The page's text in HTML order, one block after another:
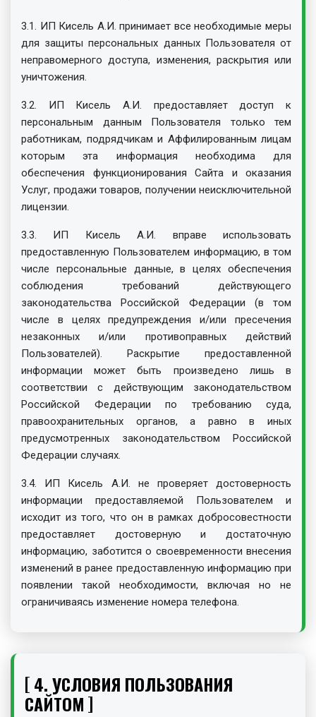
3.1. ИП Кисель А.И. принимает все необходимые меры
для защиты персональных данных Пользователя от
неправомерного доступа, изменения, раскрытия или
уничтожения.
3.2. ИП Кисель А.И. предоставляет доступ к
персональным данным Пользователя только тем
работникам, подрядчикам и Аффилированным лицам
которым эта информация необходима для
обеспечения функционирования Сайта и оказания
Услуг, продажи товаров, получении неисключительной
лицензии.
3.3. ИП Кисель А.И. вправе использовать
предоставленную Пользователем информацию, в том
числе персональные данные, в целях обеспечения
соблюдения требований действующего
законодательства Российской Федерации (в том
числе в целях предупреждения и/или пресечения
незаконных и/или противоправных действий
Пользователей). Раскрытие предоставленной
информации может быть произведено лишь в
соответствии с действующим законодательством
Российской Федерации по требованию суда,
правоохранительных органов, а равно в иных
предусмотренных законодательством Российской
Федерации случаях.
3.4. ИП Кисель А.И. не проверяет достоверность
информации предоставляемой Пользователем и
исходит из того, что он в рамках добросовестности
предоставляет достоверную и достаточную
информацию, заботится о своевременности внесения
изменений в ранее предоставленную информацию при
появлении такой необходимости, включая но не
ограничиваясь изменение номера телефона.
4. УСЛОВИЯ ПОЛЬЗОВАНИЯ
САЙТОМ